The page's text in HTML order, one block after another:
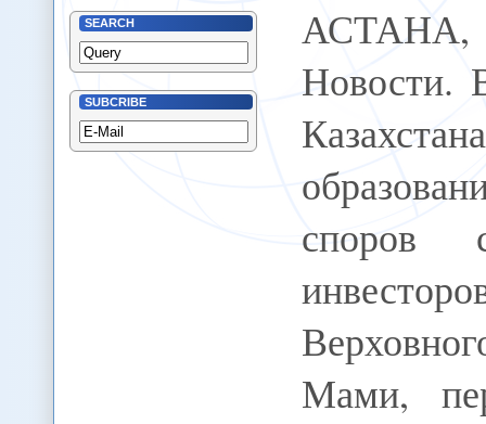
SEARCH
SUBCRIBE
Новости.
споров
Мами,